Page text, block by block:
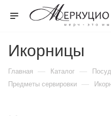
Икорницы
Главная — Каталог —
Предметы сервировки —